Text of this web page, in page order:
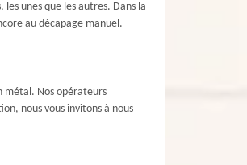
unes que les autres. Dans la
au décapage manuel.
métal. Nos opérateurs
nous vous invitons à nous